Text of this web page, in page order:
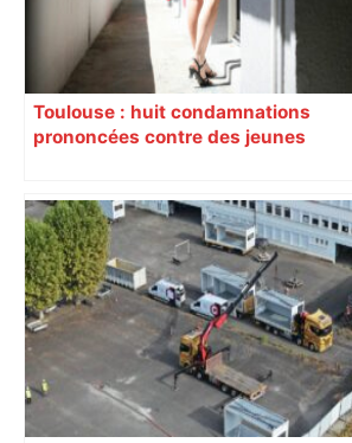
Toulouse : huit condamnations
prononcées contre des jeunes